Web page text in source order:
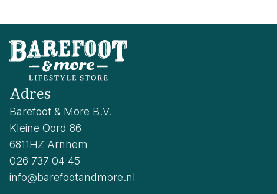
Adres
Barefoot & More B.V.
Kleine Oord 86
6811HZ Arnhem
026 737 04 45
info@barefootandmore.nl